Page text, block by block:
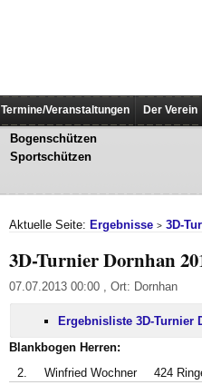
Termine/Veranstaltungen Der Verein
Bogenschützen
Sportschützen
Aktuelle Seite: Ergebnisse > 3D-
3D-Turnier Dornhan
07.07.2013 00:00 , Ort: Dornhan
Ergebnisliste 3D-Turnier
Blankbogen Herren:
2.
Winfried Wochner 424